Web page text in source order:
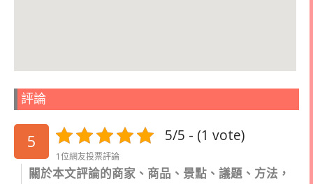
評論
5 5/5 - (1 vote)
1位網友投票評論
關於本文評論的商家、商品、景點、議題、方法，